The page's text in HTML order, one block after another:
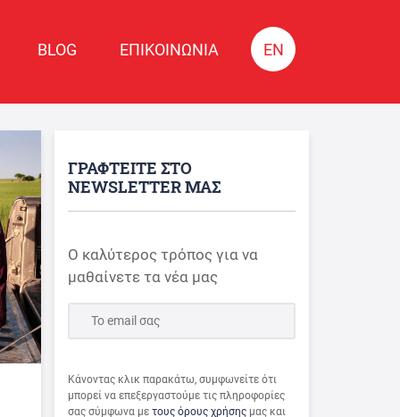
BLOG ΕΠΙΚΟΙΝΩΝΙΑ EN
ΓΡΑΦΤΕΙΤΕ ΣΤΟ
NEWSLETTER ΜΑΣ
Ο καλύτερος τρόπος για να
μαθαίνετε τα νέα μας
Κάνοντας κλικ παρακάτω, συμφωνείτε ότι
μπορεί να επεξεργαστούμε τις πληροφορίες
σας σύμφωνα με τους όρους χρήσης μας και